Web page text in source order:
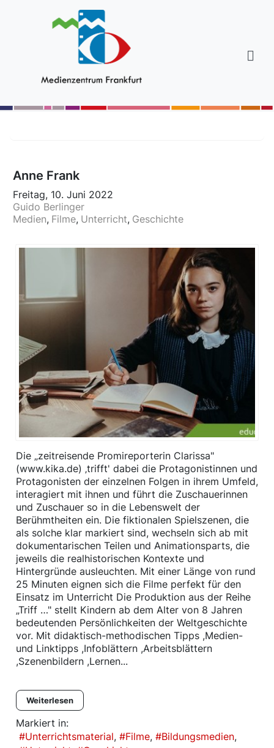
Anne Frank
Freitag, 10. Juni 2022
Guido Berlinger
Medien Filme Unterricht Geschichte
Die „zeitreisende Promireporterin Clarissa"
(www.kika.de) ‚trifft' dabei die Protagonistinnen und
Protagonisten der einzelnen Folgen in ihrem Umfeld,
interagiert mit ihnen und führt die Zuschauerinnen
und Zuschauer so in die Lebenswelt der
Berühmtheiten ein. Die fiktionalen Spielszenen, die
als solche klar markiert sind, wechseln sich ab mit
dokumentarischen Teilen und Animationsparts, die
jeweils die realhistorischen Kontexte und
Hintergründe ausleuchten. Mit einer Länge von rund
25 Minuten eignen sich die Filme perfekt für den
Einsatz im Unterricht Die Produktion aus der Reihe
„Triff …" stellt Kindern ab dem Alter von 8 Jahren
bedeutenden Persönlichkeiten der Weltgeschichte
vor. Mit didaktisch-methodischen Tipps ,Medien-
und Linktipps ,Infoblättern ,Arbeitsblättern
,Szenenbildern ,Lernen...
Weiterlesen
Markiert in:
Unterrichtsmaterial
Filme
Bildungsmedien